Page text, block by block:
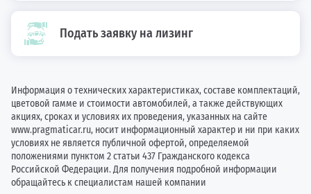
Подать заявку на лизинг
Информация о технических характеристиках, составе комплектаций,
цветовой гамме и стоимости автомобилей, а также действующих
акциях, сроках и условиях их проведения, указанных на сайте
www.pragmaticar.ru, носит информационный характер и ни при каких
условиях не является публичной офертой, определяемой
положениями пунктом 2 статьи 437 Гражданского кодекса
Российской Федерации. Для получения подробной информации
обращайтесь к специалистам нашей компании